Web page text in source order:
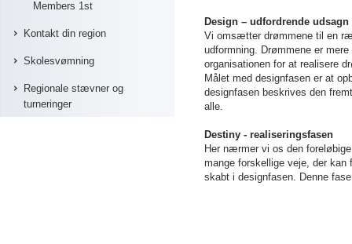
Members 1st
Kontakt din region
Skolesvømning
Regionale stævner og
turneringer
Design – udfordrende udsagn
Vi omsætter drømmene til en
udformning. Drømmene er
organisationen for at realisere
Målet med designfasen er at
designfasen beskrives den
alle.
Destiny - realiseringsfasen
Her nærmer vi os den
mange forskellige veje, der kan
skabt i designfasen. Denne